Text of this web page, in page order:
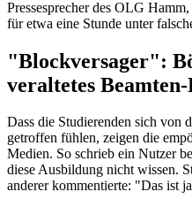
Pressesprecher des OLG
für etwa eine Stunde unter
"Blockversager":
veraltetes Beamten-
Dass die Studierenden sich von
getroffen fühlen, zeigen die
Medien. So schrieb ein Nutzer
diese Ausbildung nicht wissen.
anderer kommentierte: "Das ist